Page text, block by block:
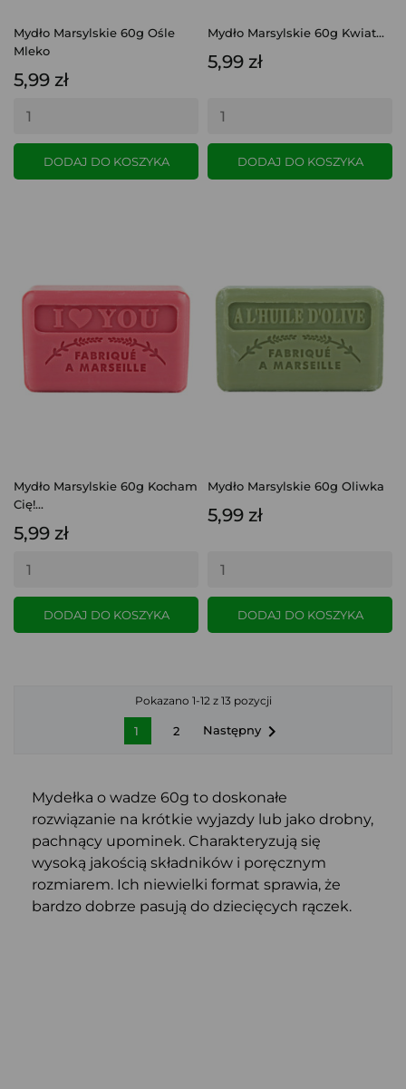
Mydło Marsylskie 60g Ośle
Mleko
5,99 zł
DODAJ DO KOSZYKA
Mydło Marsylskie 60g Kwiat...
5,99 zł
DODAJ DO KOSZYKA
Mydło Marsylskie 60g Kocham
Cię!...
5,99 zł
DODAJ DO KOSZYKA
Mydło Marsylskie 60g Oliwka
5,99 zł
DODAJ DO KOSZYKA
Pokazano 1-12 z 13 pozycji
1 2 Następny
Mydełka o wadze 60g to doskonałe
rozwiązanie na krótkie wyjazdy lub jako drobny,
pachnący upominek. Charakteryzują się
wysoką jakością składników i poręcznym
rozmiarem. Ich niewielki format sprawia, że
bardzo dobrze pasują do dziecięcych rączek.